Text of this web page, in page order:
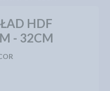
HDF
- 32CM